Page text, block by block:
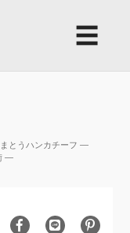
☰
とうハンカチーフ ―
―